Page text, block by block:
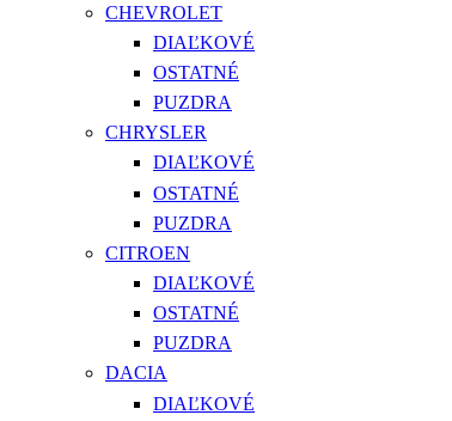
CHEVROLET
DIAĽKOVÉ
OSTATNÉ
PUZDRA
CHRYSLER
DIAĽKOVÉ
OSTATNÉ
PUZDRA
CITROEN
DIAĽKOVÉ
OSTATNÉ
PUZDRA
DACIA
DIAĽKOVÉ